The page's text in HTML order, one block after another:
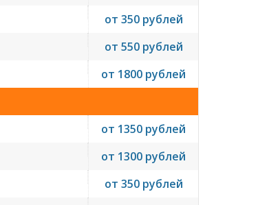
от 350 рублей
от 550 рублей
от 1800 рублей
от 1350 рублей
от 1300 рублей
от 350 рублей